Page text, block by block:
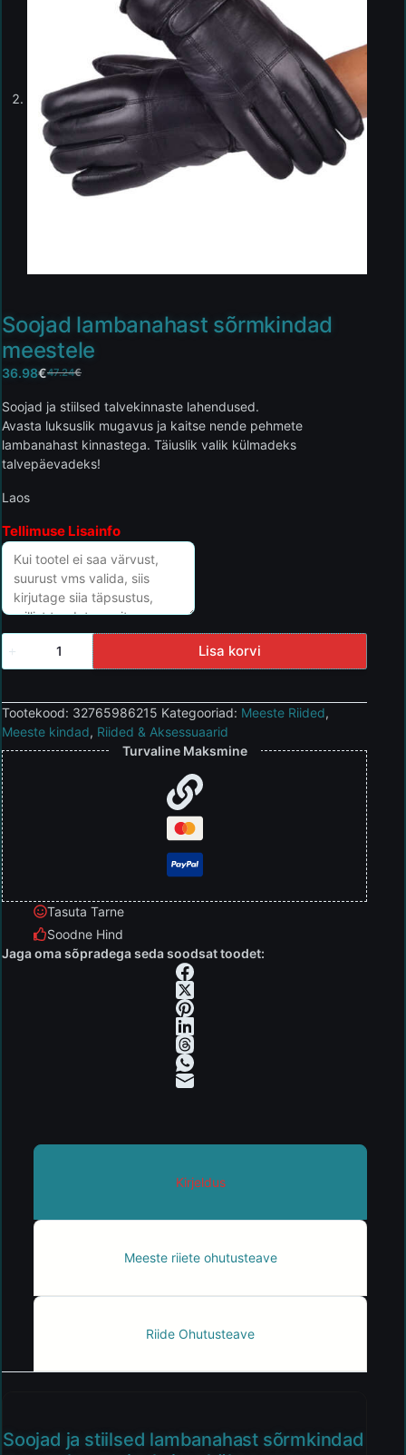
Soojad lambanahast sõrmkindad
meestele
47.24€
36.98€
Soojad ja stiilsed talvekinnaste lahendused.
Avasta luksuslik mugavus ja kaitse nende pehmete
lambanahast kinnastega. Täiuslik valik külmadeks
talvepäevadeks!
Laos
Tellimuse Lisainfo
Lisa korvi
Tootekood: 32765986215 Kategooriad: Meeste Riided,
Meeste kindad, Riided & Aksessuaarid
Turvaline Maksmine
Tasuta Tarne
Soodne Hind
Jaga oma sõpradega seda soodsat toodet:
Kirjeldus
Meeste riiete ohutusteave
Riide Ohutusteave
Soojad ja stiilsed lambanahast sõrmkindad